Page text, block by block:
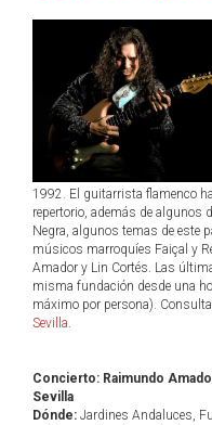
1992. El guitarrista flamenco
repertorio, además de algunos
Negra, algunos temas de este
músicos marroquíes Faiçal y
Amador y Lin Cortés. Las
misma fundación desde una
máximo por persona).
Sevilla.
Concierto: Raimundo
Sevilla
Dónde: Jardines Andaluces,